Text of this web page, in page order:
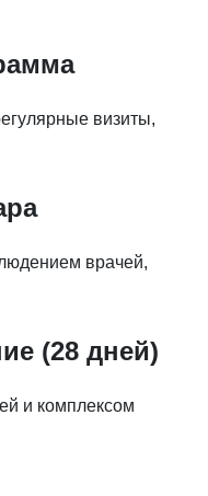
визиты,
врачей,
(28 дней)
и комплексом